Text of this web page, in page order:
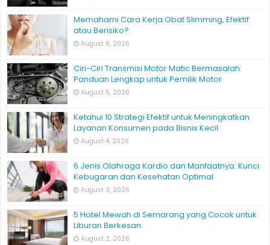
Memahami Cara Kerja Obat Slimming, Efektif
atau Berisiko?
August 6, 2026
Ciri-Ciri Transmisi Motor Matic Bermasalah:
Panduan Lengkap untuk Pemilik Motor
August 5, 2026
Ketahui 10 Strategi Efektif untuk Meningkatkan
Layanan Konsumen pada Bisnis Kecil
August 4, 2026
6 Jenis Olahraga Kardio dan Manfaatnya: Kunci
Kebugaran dan Kesehatan Optimal
August 3, 2026
5 Hotel Mewah di Semarang yang Cocok untuk
Liburan Berkesan
August 2, 2026